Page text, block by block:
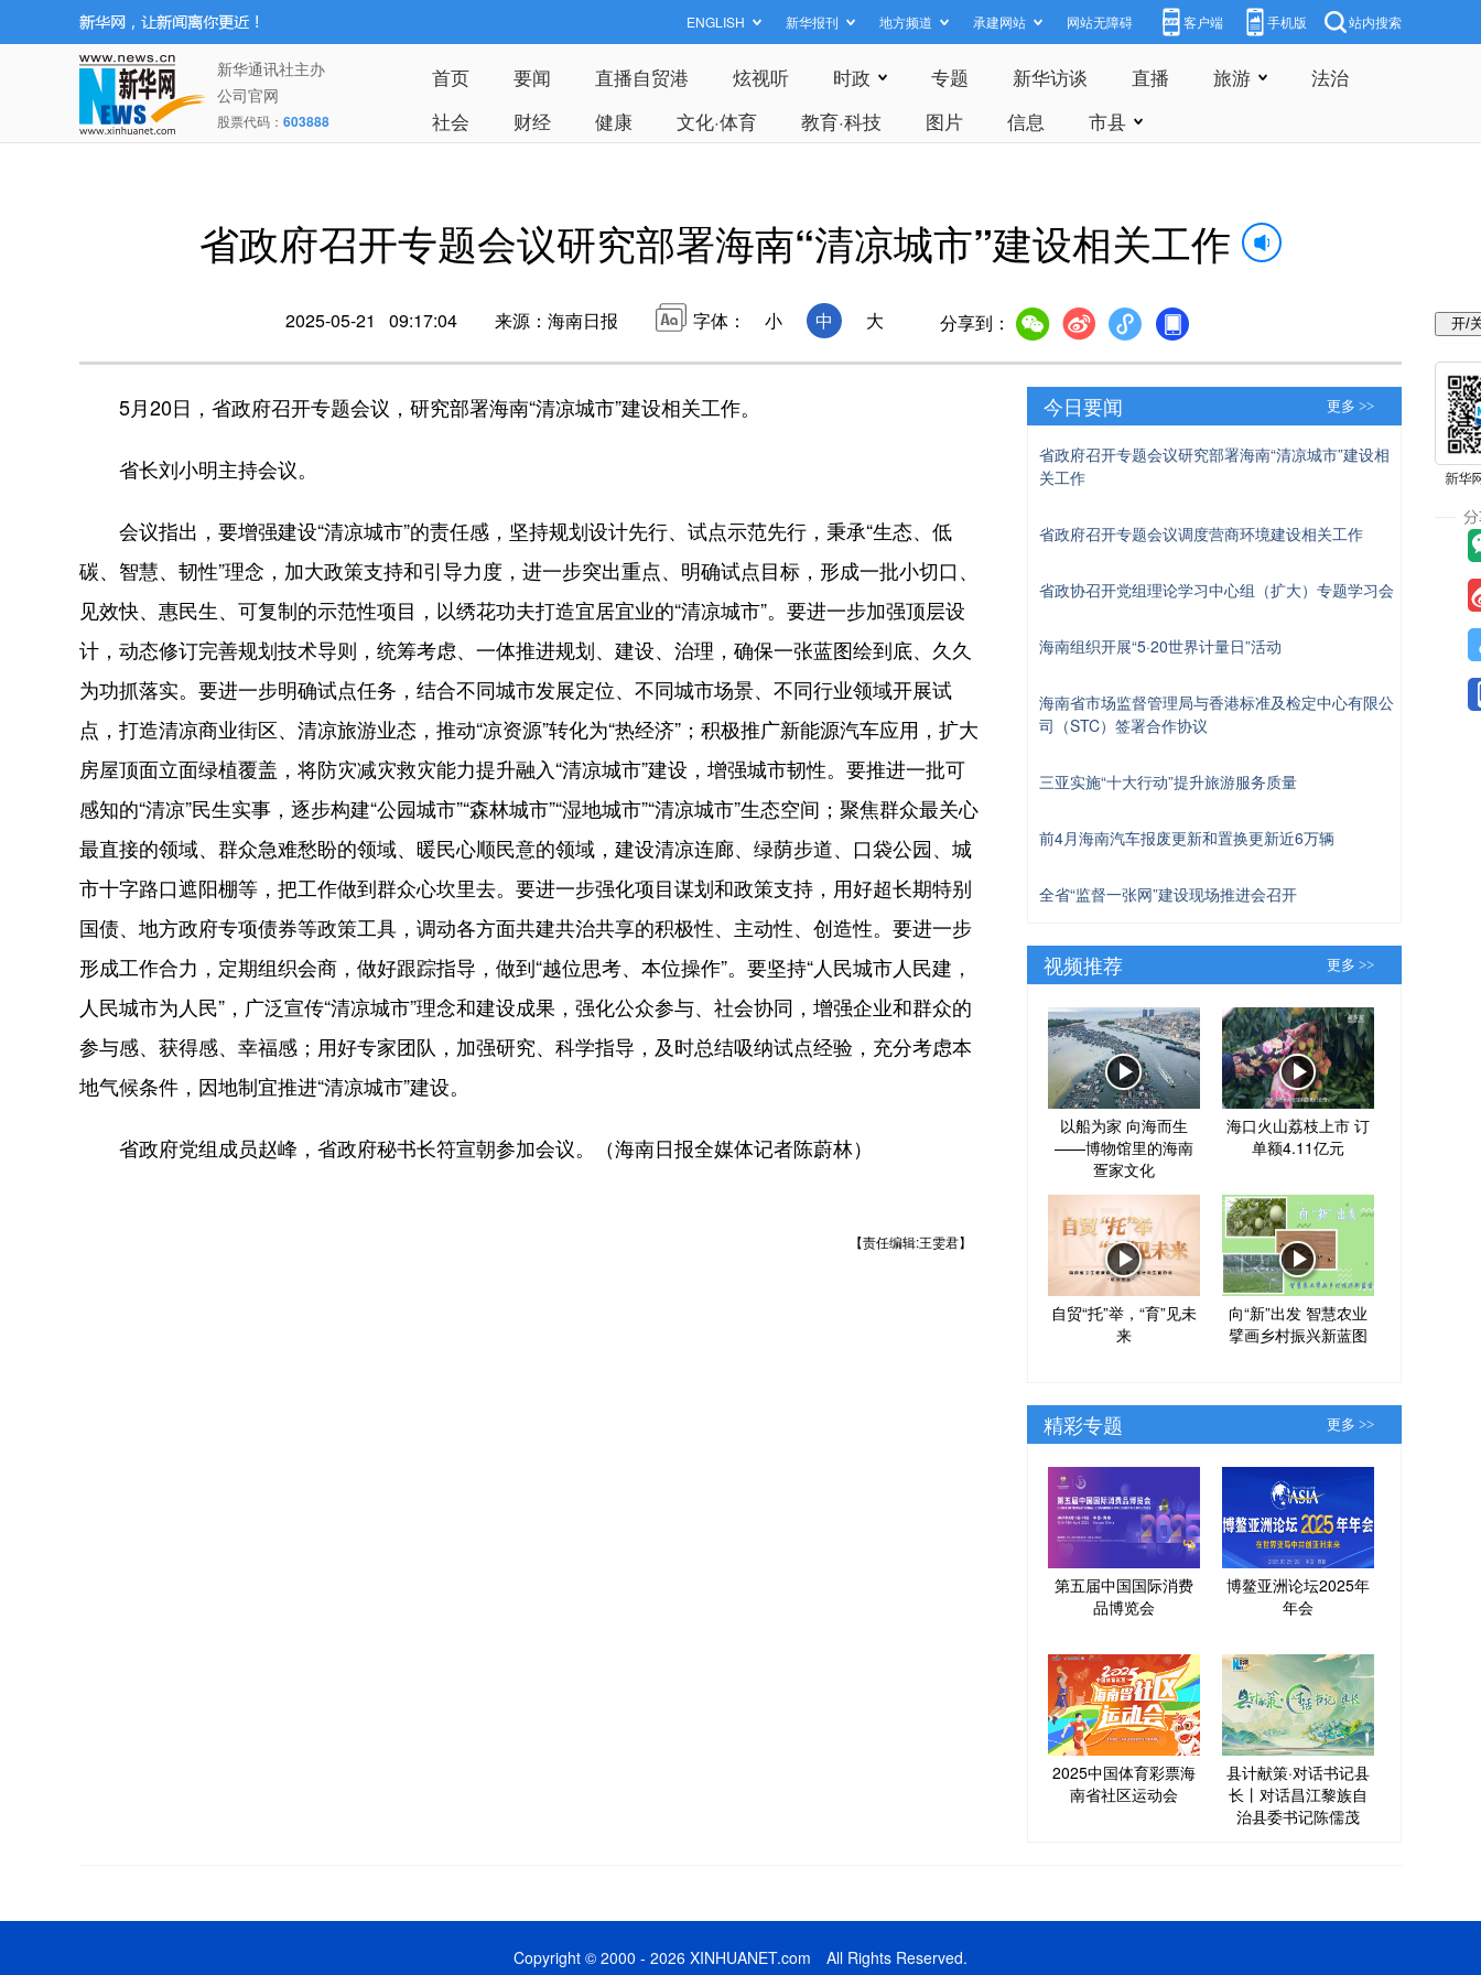
ENGLISH 新华报刊 地方频道 承建网站 网站无障碍 客户端 手机版 站内搜索
新华通讯社主办
公司官网
股票代码： 603888
首页 要闻 直播自贸港 炫视听 时政 专题 新华访谈 直播 旅游
法治
社会
财经 健康 文化·体育 教育·科技 图片 信息 市县
省政府召开专题会议研究部署海南“清凉城市”建设相关工作
2025-05-21 09:17:04 来源：海南日报 字体： 小 中 大 分享到：
5月20日，省政府召开专题会议，研究部署海南“清凉城市”建设相关工作。
省长刘小明主持会议。
会议指出，要增强建设“清凉城市”的责任感，坚持规划设计先行、试点示范先行，秉承“生态、低
碳、智慧、韧性”理念，加大政策支持和引导力度，进一步突出重点、明确试点目标，形成一批小切口、
见效快、惠民生、可复制的示范性项目，以绣花功夫打造宜居宜业的“清凉城市”。要进一步加强顶层设
计，动态修订完善规划技术导则，统筹考虑、一体推进规划、建设、治理，确保一张蓝图绘到底、久久
为功抓落实。要进一步明确试点任务，结合不同城市发展定位、不同城市场景、不同行业领域开展试
点，打造清凉商业街区、清凉旅游业态，推动“凉资源”转化为“热经济”；积极推广新能源汽车应用，扩大
房屋顶面立面绿植覆盖，将防灾减灾救灾能力提升融入“清凉城市”建设，增强城市韧性。要推进一批可
感知的“清凉”民生实事，逐步构建“公园城市”“森林城市”“湿地城市”“清凉城市”生态空间；聚焦群众最关心
最直接的领域、群众急难愁盼的领域、暖民心顺民意的领域，建设清凉连廊、绿荫步道、口袋公园、城
市十字路口遮阳棚等，把工作做到群众心坎里去。要进一步强化项目谋划和政策支持，用好超长期特别
国债、地方政府专项债券等政策工具，调动各方面共建共治共享的积极性、主动性、创造性。要进一步
形成工作合力，定期组织会商，做好跟踪指导，做到“越位思考、本位操作”。要坚持“人民城市人民建，
人民城市为人民”，广泛宣传“清凉城市”理念和建设成果，强化公众参与、社会协同，增强企业和群众的
参与感、获得感、幸福感；用好专家团队，加强研究、科学指导，及时总结吸纳试点经验，充分考虑本
地气候条件，因地制宜推进“清凉城市”建设。
省政府党组成员赵峰，省政府秘书长符宣朝参加会议。（海南日报全媒体记者陈蔚林）
【责任编辑:王雯君】
今日要闻 更多 >>
省政府召开专题会议研究部署海南“清凉城市”建设相
关工作
省政府召开专题会议调度营商环境建设相关工作
省政协召开党组理论学习中心组（扩大）专题学习会
海南组织开展“5·20世界计量日”活动
海南省市场监督管理局与香港标准及检定中心有限公
司（STC）签署合作协议
三亚实施“十大行动”提升旅游服务质量
前4月海南汽车报废更新和置换更新近6万辆
全省“监督一张网”建设现场推进会召开
视频推荐 更多 >>
以船为家 向海而生
——博物馆里的海南
疍家文化
海口火山荔枝上市 订
单额4.11亿元
自贸“托”举，“育”见未
来
向“新”出发 智慧农业
擘画乡村振兴新蓝图
精彩专题 更多 >>
第五届中国国际消费
品博览会
博鳌亚洲论坛2025年
年会
2025中国体育彩票海
南省社区运动会
县计献策·对话书记县
长丨对话昌江黎族自
治县委书记陈儒茂
Copyright © 2000 - 2026 XINHUANET.com All Rights Reserved.